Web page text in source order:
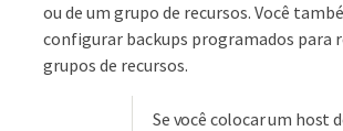
ou de um grupo de recursos. Você
configurar backups programados para
grupos de recursos.
Se você colocar um host